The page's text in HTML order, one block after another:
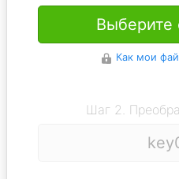
Выберите
Как мои
Шаг 2.